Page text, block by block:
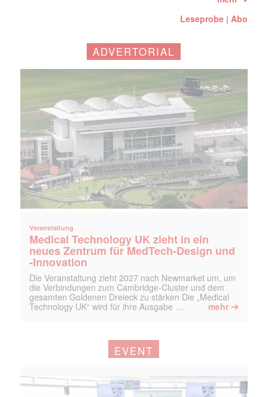
Leseprobe |Abo
ADVERTORIAL
Veranstaltung
Medical Technology UK zieht in ein
neues Zentrum für MedTech-Design und
-Innovation
Die Veranstaltung zieht 2027 nach Newmarket um, um
die Verbindungen zum Cambridge-Cluster und dem
gesamten Goldenen Dreieck zu stärken Die „Medical
Technology UK“ wird für ihre Ausgabe …
mehr ➔
EVENT